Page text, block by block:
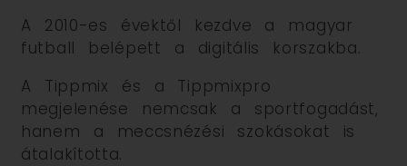
A 2010-es évektől kezdve a magyar
futball belépett a digitális korszakba.
A Tippmix és a Tippmixpro
megjelenése nemcsak a sportfogadást,
hanem a meccsnézési szokásokat is
átalakította.